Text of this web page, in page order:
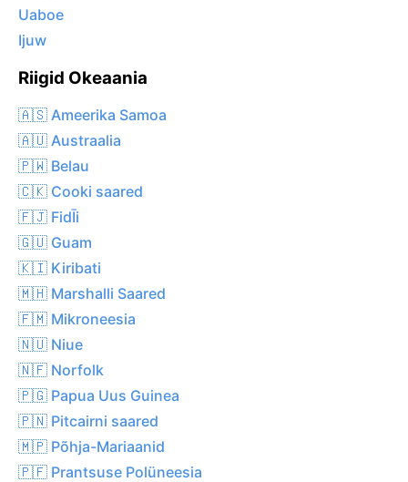
Uaboe
Ijuw
Riigid Okeaania
🇦🇸 Ameerika Samoa
🇦🇺 Austraalia
🇵🇼 Belau
🇨🇰 Cooki saared
🇫🇯 FidĪi
🇬🇺 Guam
🇰🇮 Kiribati
🇲🇭 Marshalli Saared
🇫🇲 Mikroneesia
🇳🇺 Niue
🇳🇫 Norfolk
🇵🇬 Papua Uus Guinea
🇵🇳 Pitcairni saared
🇲🇵 Põhja-Mariaanid
🇵🇫 Prantsuse Polüneesia